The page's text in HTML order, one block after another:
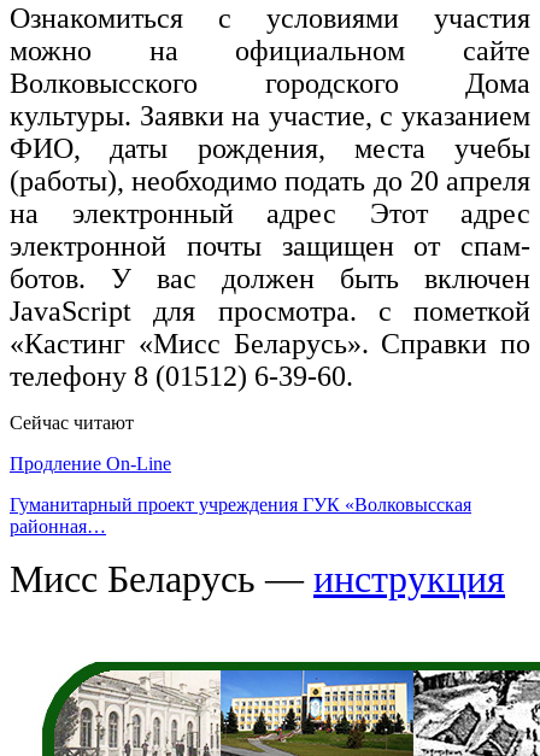
Ознакомиться с условиями участия
можно на официальном сайте
Волковысского городского Дома
культуры. Заявки на участие, с указанием
ФИО, даты рождения, места учебы
(работы), необходимо подать до 20 апреля
на электронный адрес Этот адрес
электронной почты защищен от спам-
ботов. У вас должен быть включен
JavaScript для просмотра. с пометкой
«Кастинг «Мисс Беларусь». Справки по
телефону 8 (01512) 6-39-60.
Сейчас читают
Продление On-Line
Гуманитарный проект учреждения ГУК «Волковысская
районная…
Мисс Беларусь —инструкция